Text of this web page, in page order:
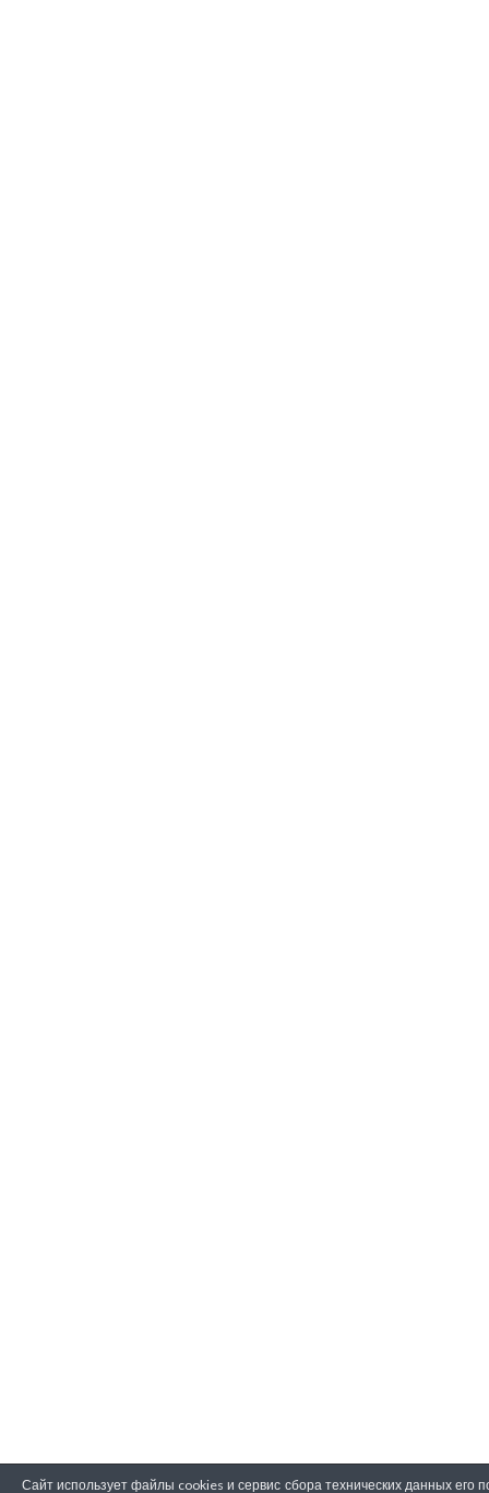
Сайт использует файлы cookies и сервис сбора технических данных его